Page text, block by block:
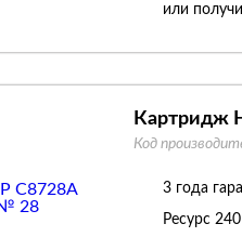
или
Картридж
Код
3 года
Ресурс